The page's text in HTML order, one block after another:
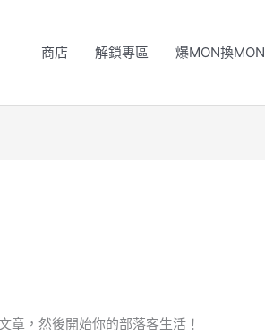
商店 解鎖專區 爆MON換MON
，然後開始你的部落客生活！